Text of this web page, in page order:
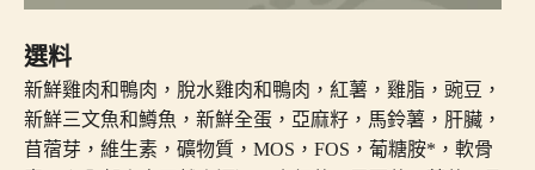
選料
新鮮雞肉和鴨肉，脫水雞肉和鴨肉，紅薯，雞脂，豌豆，
新鮮三文魚和鱒魚，新鮮全蛋，亞麻籽，馬鈴薯，肝臟，
苜蓿芽，維生素，礦物質，MOS，FOS，葡糖胺*，軟骨